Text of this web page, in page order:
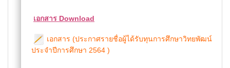
เอกสาร Download
เอกสาร (ประกาศรายชื่อผู้ได้รับทุนการศึกษาวิทยพัฒน์
ประจำปีการศึกษา 2564 )